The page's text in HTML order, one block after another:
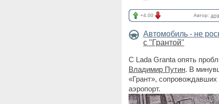
+4.00 Автор:
Автомобиль - не
с "Грантой"
С Lada Granta опять
Владимир Путин. В
«Грант»,
аэропорт.